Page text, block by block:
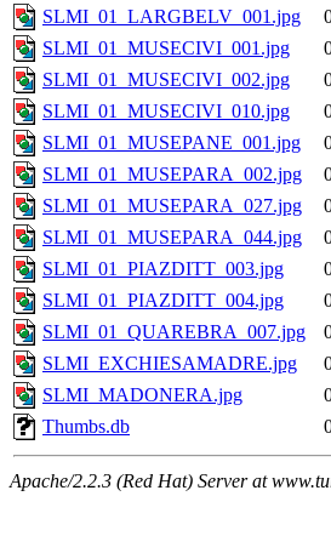
SLMI_01_LARGBELV_001.jpg
SLMI_01_MUSECIVI_001.jpg
SLMI_01_MUSECIVI_002.jpg
SLMI_01_MUSECIVI_010.jpg
SLMI_01_MUSEPANE_001.jpg
SLMI_01_MUSEPARA_002.jpg
SLMI_01_MUSEPARA_027.jpg
SLMI_01_MUSEPARA_044.jpg
SLMI_01_PIAZDITT_003.jpg
SLMI_01_PIAZDITT_004.jpg
SLMI_01_QUAREBRA_007.jpg
SLMI_EXCHIESAMADRE.jpg
SLMI_MADONERA.jpg
Thumbs.db
Apache/2.2.3 (Red Hat) Server at